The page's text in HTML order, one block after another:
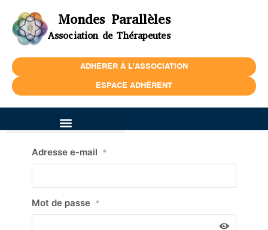
Mondes Parallèles
Association de Thérapeutes
ADHERER À L'ASSOCIATION
ESPACE ADHÉRENT
Adresse e-mail *
Mot de passe *